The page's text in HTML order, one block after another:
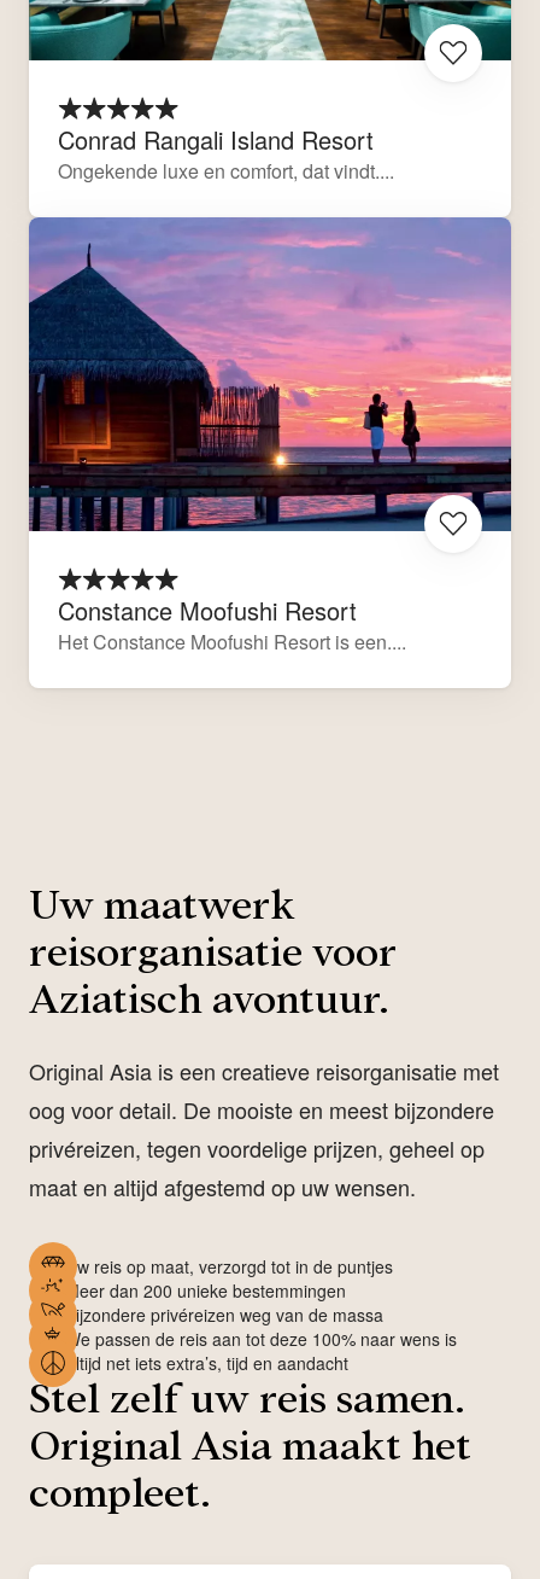
Conrad Rangali Island Resort
Ongekende luxe en comfort, dat vindt....
Constance Moofushi Resort
Het Constance Moofushi Resort is een....
Uw maatwerk
reisorganisatie voor
Aziatisch avontuur.
Original Asia is een creatieve reisorganisatie met
oog voor detail. De mooiste en meest bijzondere
privéreizen, tegen voordelige prijzen, geheel op
maat en altijd afgestemd op uw wensen.
Uw reis op maat, verzorgd tot in de puntjes
Meer dan 200 unieke bestemmingen
Bijzondere privéreizen weg van de massa
We passen de reis aan tot deze 100% naar wens is
Altijd net iets extra’s, tijd en aandacht
Stel zelf uw reis samen.
Original Asia maakt het
compleet.